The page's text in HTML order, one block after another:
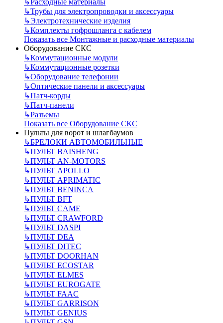
↳Расходные материалы
↳Трубы для электропроводки и аксессуары
↳Электротехнические изделия
↳Комплекты гофрошланга с кабелем
Показать все Монтажные и расходные материалы
Оборудование СКС
↳Коммутационные модули
↳Коммутационные розетки
↳Оборудование телефонии
↳Оптические панели и аксессуары
↳Патч-корды
↳Патч-панели
↳Разъемы
Показать все Оборудование СКС
Пульты для ворот и шлагбаумов
↳БРЕЛОКИ АВТОМОБИЛЬНЫЕ
↳ПУЛЬТ BAISHENG
↳ПУЛЬТ AN-MOTORS
↳ПУЛЬТ APOLLO
↳ПУЛЬТ APRIMATIC
↳ПУЛЬТ BENINCA
↳ПУЛЬТ BFT
↳ПУЛЬТ CAME
↳ПУЛЬТ CRAWFORD
↳ПУЛЬТ DASPI
↳ПУЛЬТ DEA
↳ПУЛЬТ DITEC
↳ПУЛЬТ DOORHAN
↳ПУЛЬТ ECOSTAR
↳ПУЛЬТ ELMES
↳ПУЛЬТ EUROGATE
↳ПУЛЬТ FAAC
↳ПУЛЬТ GARRISON
↳ПУЛЬТ GENIUS